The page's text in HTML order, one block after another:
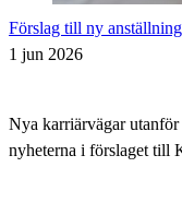
Förslag till ny
1 jun 2026
Nya karriärvägar utanför
nyheterna i förslaget till